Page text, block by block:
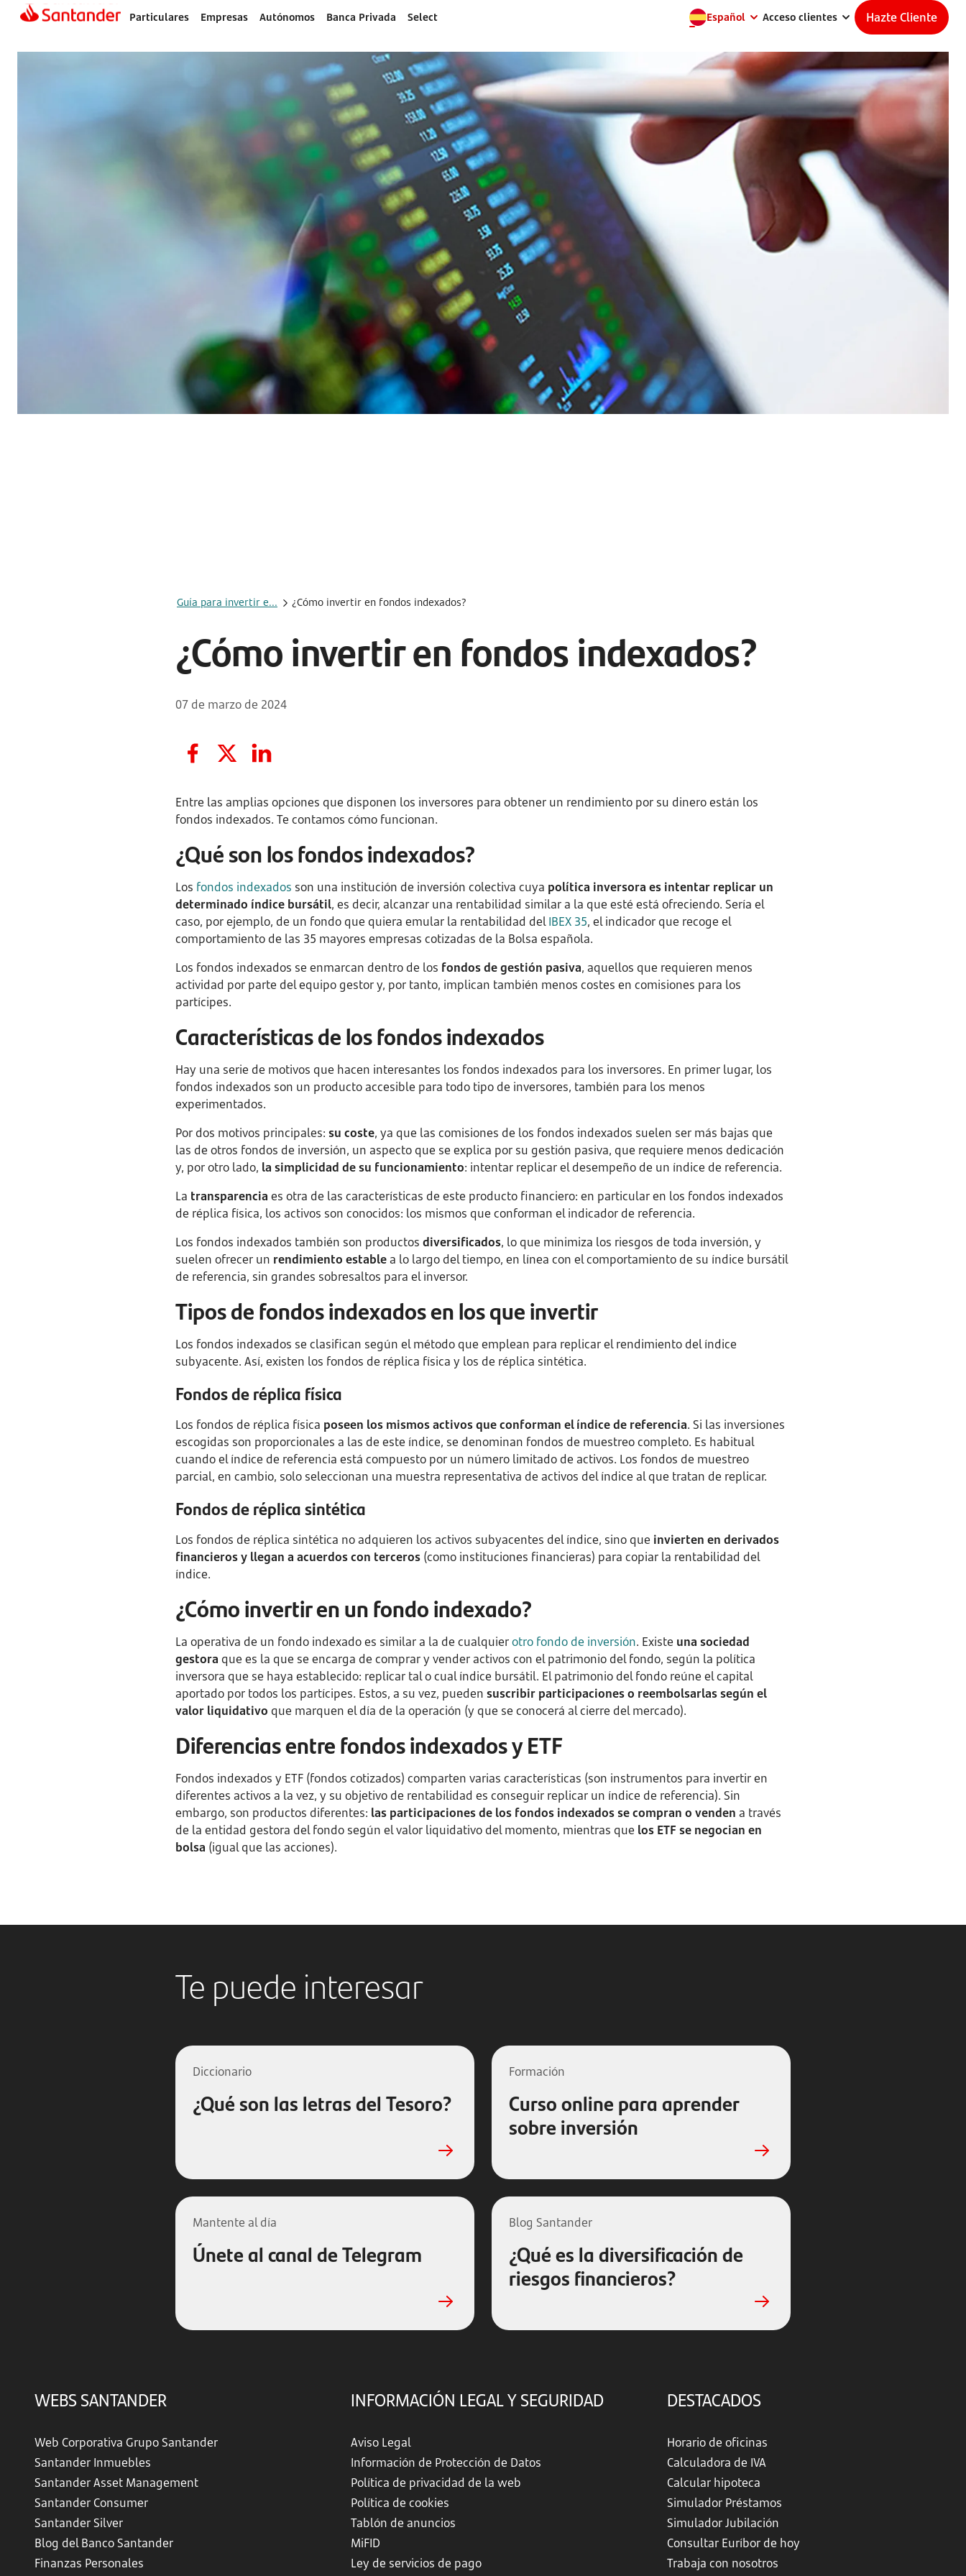
Particulares Empresas Autónomos Banca Privada Select Español Acceso clientes Hazte Cliente
Guía para invertir e... ¿Cómo invertir en fondos indexados?
¿Cómo invertir en fondos indexados?
07 de marzo de 2024
Entre las amplias opciones que disponen los inversores para obtener un rendimiento por su dinero están los
fondos indexados. Te contamos cómo funcionan.
¿Qué son los fondos indexados?
Los fondos indexados son una institución de inversión colectiva cuya política inversora es intentar replicar un
determinado índice bursátil, es decir, alcanzar una rentabilidad similar a la que esté está ofreciendo. Sería el
caso, por ejemplo, de un fondo que quiera emular la rentabilidad delIBEX 35, el indicador que recoge el
comportamiento de las 35 mayores empresas cotizadas de la Bolsa española.
Los fondos indexados se enmarcan dentro de los fondos de gestión pasiva, aquellos que requieren menos
actividad por parte del equipo gestor y, por tanto, implican también menos costes en comisiones para los
partícipes.
Características de los fondos indexados
Hay una serie de motivos que hacen interesantes los fondos indexados para los inversores. En primer lugar, los
fondos indexados son un producto accesible para todo tipo de inversores, también para los menos
experimentados.
Por dos motivos principales: su coste, ya que las comisiones de los fondos indexados suelen ser más bajas que
las de otros fondos de inversión, un aspecto que se explica por su gestión pasiva, que requiere menos dedicación
y, por otro lado, la simplicidad de su funcionamiento: intentar replicar el desempeño de un índice de referencia.
La transparencia es otra de las características de este producto financiero: en particular en los fondos indexados
de réplica física, los activos son conocidos: los mismos que conforman el indicador de referencia.
Los fondos indexados también son productos diversificados, lo que minimiza los riesgos de toda inversión, y
suelen ofrecer un rendimiento establea lo largo del tiempo, en línea con el comportamiento de su índice bursátil
de referencia, sin grandes sobresaltos para el inversor.
Tipos de fondos indexados en los que invertir
Los fondos indexados se clasifican según el método que emplean para replicar el rendimiento del índice
subyacente. Así, existen los fondos de réplica física y los de réplica sintética.
Fondos de réplica física
Los fondos de réplica física poseen los mismos activos que conforman el índice de referencia. Si las inversiones
escogidas son proporcionales a las de este índice, se denominan fondos de muestreo completo. Es habitual
cuando el índice de referencia está compuesto por un número limitado de activos. Los fondos de muestreo
parcial, en cambio, solo seleccionan una muestra representativa de activos del índice al que tratan de replicar.
Fondos de réplica sintética
Los fondos de réplica sintética no adquieren los activos subyacentes del índice, sino que invierten en derivados
financieros y llegan a acuerdos con terceros (como instituciones financieras) para copiar la rentabilidad del
índice.
¿Cómo invertir en un fondo indexado?
La operativa de un fondo indexado es similar a la de cualquierotro fondo de inversión. Existe una sociedad
gestora que es la que se encarga de comprar y vender activos con el patrimonio del fondo, según la política
inversora que se haya establecido: replicar tal o cual índice bursátil. El patrimonio del fondo reúne el capital
aportado por todos los partícipes. Estos, a su vez, pueden suscribir participaciones o reembolsarlas según el
valor liquidativo que marquen el día de la operación (y que se conocerá al cierre del mercado).
Diferencias entre fondos indexados y ETF
Fondos indexados y ETF (fondos cotizados) comparten varias características (son instrumentos para invertir en
diferentes activos a la vez, y su objetivo de rentabilidad es conseguir replicar un índice de referencia). Sin
embargo, son productos diferentes: las participaciones de los fondos indexados se compran o venden a través
de la entidad gestora del fondo según el valor liquidativo del momento, mientras que los ETF se negocian en
bolsa (igual que las acciones).
Te puede interesar
Diccionario
¿Qué son las letras del Tesoro?
Formación
Curso online para aprender
sobre inversión
Mantente al día
Únete al canal de Telegram
Blog Santander
¿Qué es la diversificación de
riesgos financieros?
WEBS SANTANDER
Web Corporativa Grupo Santander
Santander Inmuebles
Santander Asset Management
Santander Consumer
Santander Silver
Blog del Banco Santander
Finanzas Personales
INFORMACIÓN LEGAL Y SEGURIDAD
Aviso Legal
Información de Protección de Datos
Política de privacidad de la web
Política de cookies
Tablón de anuncios
MiFID
Ley de servicios de pago
DESTACADOS
Horario de oficinas
Calculadora de IVA
Calcular hipoteca
Simulador Préstamos
Simulador Jubilación
Consultar Euríbor de hoy
Trabaja con nosotros